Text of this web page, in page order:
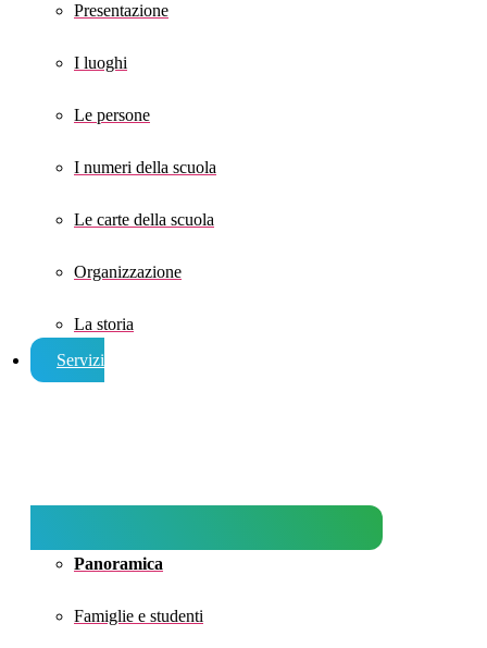
Presentazione
I luoghi
Le persone
I numeri della scuola
Le carte della scuola
Organizzazione
La storia
Servizi
Panoramica
Famiglie e studenti